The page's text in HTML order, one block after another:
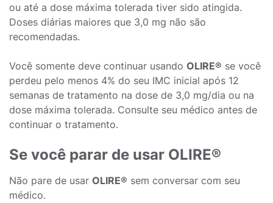
ou até a dose máxima tolerada tiver sido atingida.
Doses diárias maiores que 3,0 mg não são
recomendadas.
Você somente deve continuar usando OLIRE® se você
perdeu pelo menos 4% do seu IMC inicial após 12
semanas de tratamento na dose de 3,0 mg/dia ou na
dose máxima tolerada. Consulte seu médico antes de
continuar o tratamento.
Se você parar de usar OLIRE®
Não pare de usar OLIRE® sem conversar com seu
médico.